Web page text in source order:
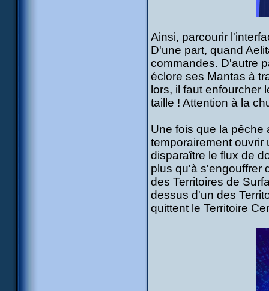
Ainsi, parcourir
D'une part, quand
commandes. D'autre
éclore ses Mantas à
lors, il faut enfourcher
taille ! Attention à la
Une fois que la pêche
temporairement ouvrir
disparaître le flux de
plus qu'à s'engouffrer
des Territoires de
dessus d'un des
quittent le Territoire